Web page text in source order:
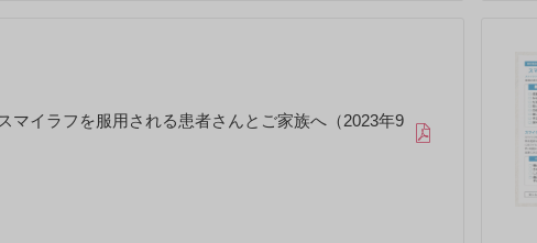
マイラフを服用される患者さんとご家族へ（2023年9